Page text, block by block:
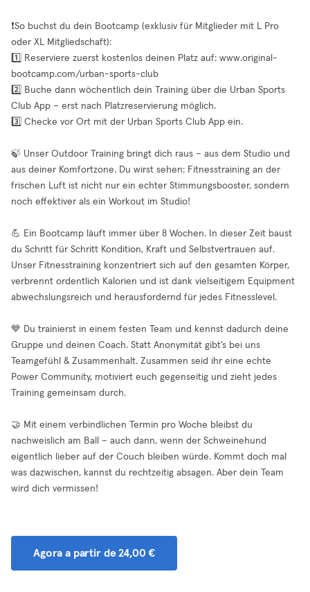
❗️So buchst du dein Bootcamp (exklusiv für Mitglieder mit L Pro
oder XL Mitgliedschaft):
1️⃣ Reserviere zuerst kostenlos deinen Platz auf: www.original-
bootcamp.com/urban-sports-club
2️⃣ Buche dann wöchentlich dein Training über die Urban Sports
Club App – erst nach Platzreservierung möglich.
3️⃣ Checke vor Ort mit der Urban Sports Club App ein.
🍃 Unser Outdoor Training bringt dich raus – aus dem Studio und
aus deiner Komfortzone. Du wirst sehen: Fitnesstraining an der
frischen Luft ist nicht nur ein echter Stimmungsbooster, sondern
noch effektiver als ein Workout im Studio!
💪 Ein Bootcamp läuft immer über 8 Wochen. In dieser Zeit baust
du Schritt für Schritt Kondition, Kraft und Selbstvertrauen auf.
Unser Fitnesstraining konzentriert sich auf den gesamten Körper,
verbrennt ordentlich Kalorien und ist dank vielseitigem Equipment
abwechslungsreich und herausfordernd für jedes Fitnesslevel.
💙 Du trainierst in einem festen Team und kennst dadurch deine
Gruppe und deinen Coach. Statt Anonymität gibt’s bei uns
Teamgefühl & Zusammenhalt. Zusammen seid ihr eine echte
Power Community, motiviert euch gegenseitig und zieht jedes
Training gemeinsam durch.
🤝 Mit einem verbindlichen Termin pro Woche bleibst du
nachweislich am Ball – auch dann, wenn der Schweinehund
eigentlich lieber auf der Couch bleiben würde. Kommt doch mal
was dazwischen, kannst du rechtzeitig absagen. Aber dein Team
wird dich vermissen!
Agora a partir de 24,00 €